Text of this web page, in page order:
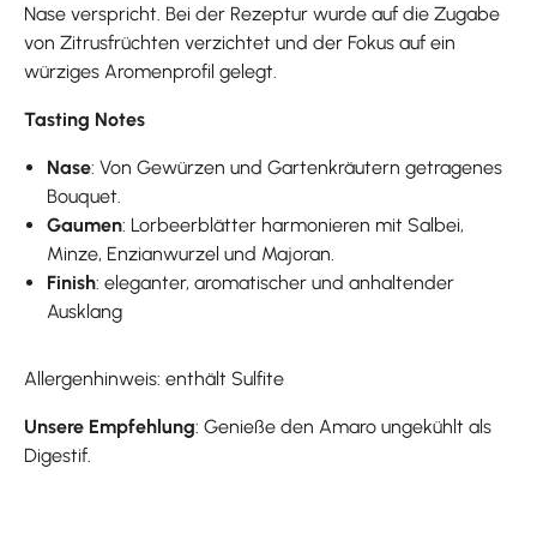
Nase verspricht. Bei der Rezeptur wurde auf die Zugabe
von Zitrusfrüchten verzichtet und der Fokus auf ein
würziges Aromenprofil gelegt.
Tasting Notes
Nase: Von Gewürzen und Gartenkräutern getragenes
Bouquet.
Gaumen: Lorbeerblätter harmonieren mit Salbei,
Minze, Enzianwurzel und Majoran.
Finish: eleganter, aromatischer und anhaltender
Ausklang
Allergenhinweis: enthält Sulfite
Unsere Empfehlung: Genieße den Amaro ungekühlt als
Digestif.